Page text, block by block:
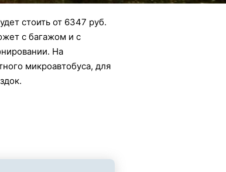
стоить от 6347 руб.
с багажом и с
На
микроавтобуса, для